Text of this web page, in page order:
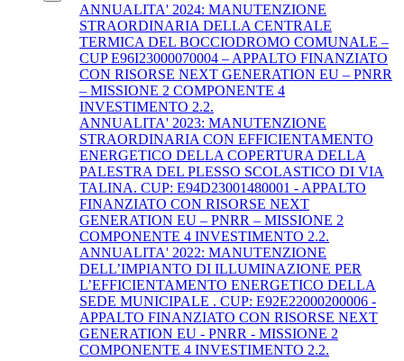
ANNUALITA' 2024: MANUTENZIONE
STRAORDINARIA DELLA CENTRALE
TERMICA DEL BOCCIODROMO COMUNALE –
CUP E96I23000070004 – APPALTO FINANZIATO
CON RISORSE NEXT GENERATION EU – PNRR
– MISSIONE 2 COMPONENTE 4
INVESTIMENTO 2.2.
ANNUALITA' 2023: MANUTENZIONE
STRAORDINARIA CON EFFICIENTAMENTO
ENERGETICO DELLA COPERTURA DELLA
PALESTRA DEL PLESSO SCOLASTICO DI VIA
TALINA. CUP: E94D23001480001 - APPALTO
FINANZIATO CON RISORSE NEXT
GENERATION EU – PNRR – MISSIONE 2
COMPONENTE 4 INVESTIMENTO 2.2.
ANNUALITA' 2022: MANUTENZIONE
DELL’IMPIANTO DI ILLUMINAZIONE PER
L’EFFICIENTAMENTO ENERGETICO DELLA
SEDE MUNICIPALE . CUP: E92E22000200006 -
APPALTO FINANZIATO CON RISORSE NEXT
GENERATION EU - PNRR - MISSIONE 2
COMPONENTE 4 INVESTIMENTO 2.2.